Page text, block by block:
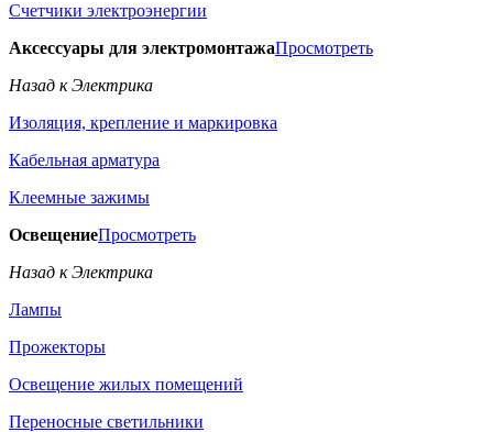
Счетчики электроэнергии
Аксессуары для электромонтажаПросмотреть
Назад к Электрика
Изоляция, крепление и маркировка
Кабельная арматура
Клеемные зажимы
ОсвещениеПросмотреть
Назад к Электрика
Лампы
Прожекторы
Освещение жилых помещений
Переносные светильники